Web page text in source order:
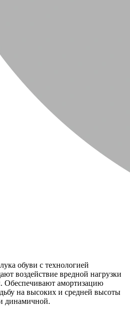
обуви с технологией
воздействие вредной нагрузки
Обеспечивают амортизацию
на высоких и средней высоты
динамичной.